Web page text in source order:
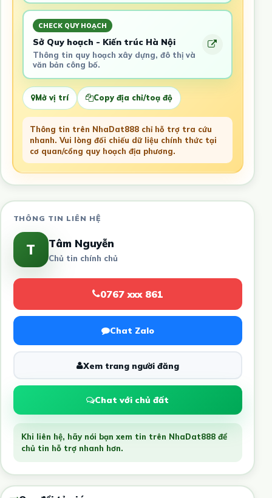
CHECK QUY HOẠCH
Sở Quy hoạch - Kiến trúc Hà Nội
Thông tin quy hoạch xây dựng, đô thị và
văn bản công bố.
Mở vị trí Copy địa chỉ/toạ độ
Thông tin trên NhaDat888 chỉ hỗ trợ tra cứu
nhanh. Vui lòng đối chiếu dữ liệu chính thức tại
cơ quan/cổng quy hoạch địa phương.
THÔNG TIN LIÊN HỆ
T Tâm Nguyễn
Chủ tin chính chủ
0767 xxx 861
Chat Zalo
Xem trang người đăng
Chat với chủ đất
Khi liên hệ, hãy nói bạn xem tin trên NhaDat888 để
chủ tin hỗ trợ nhanh hơn.